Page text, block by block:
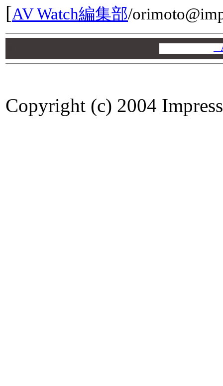
[AV Watch編集部/
Copyright (c) 2004